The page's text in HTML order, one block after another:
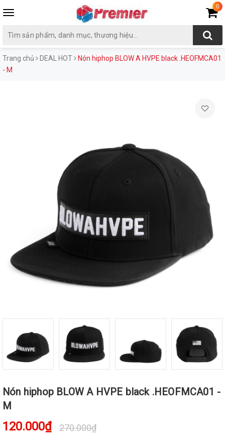
Toggle
0
Trang chủ DEAL HOT
Nón hiphop BLOW A HVPE black .HEOFMCA01
- M
Nón hiphop BLOW A HVPE black .HEOFMCA01 -
M
120.000₫ 270.000₫